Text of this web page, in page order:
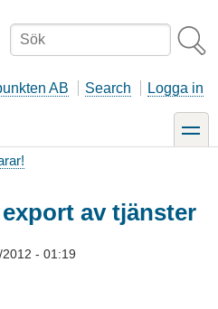
Sök
AB Search Logga in
toggle
av tjänster
- 01:19